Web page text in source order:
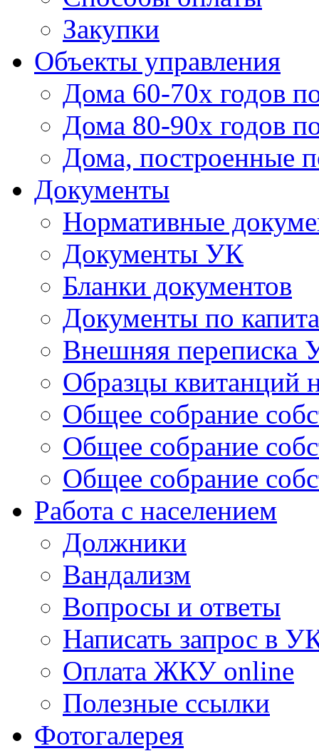
Закупки
Объекты управления
Дома 60-70х годов
Дома 80-90х годов
Дома, построенные
Документы
Нормативные
Документы УК
Бланки документов
Документы по
Внешняя переписка
Образцы квитанций
Общее собрание
Общее собрание
Общее собрание
Работа с населением
Должники
Вандализм
Вопросы и ответы
Написать запрос в
Оплата ЖКУ online
Полезные ссылки
Фотогалерея